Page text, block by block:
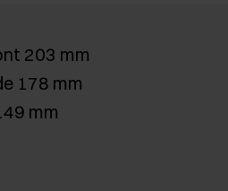
203 mm
178 mm
mm